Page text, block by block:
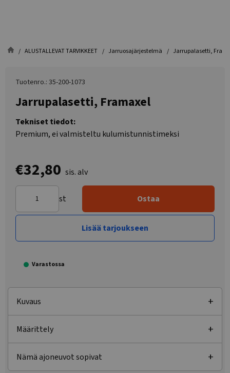
ALUSTALLEVAT TARVIKKEET Jarruosajärjestelmä Jarrupalasetti,
Tuotenro.: 35-200-1073
Jarrupalasetti, Framaxel
Tekniset tiedot:
Premium, ei valmisteltu kulumistunnistimeksi
€32,80 sis. alv
st Ostaa
Lisää tarjoukseen
Varastossa
Kuvaus
Määrittely
Nämä ajoneuvot sopivat